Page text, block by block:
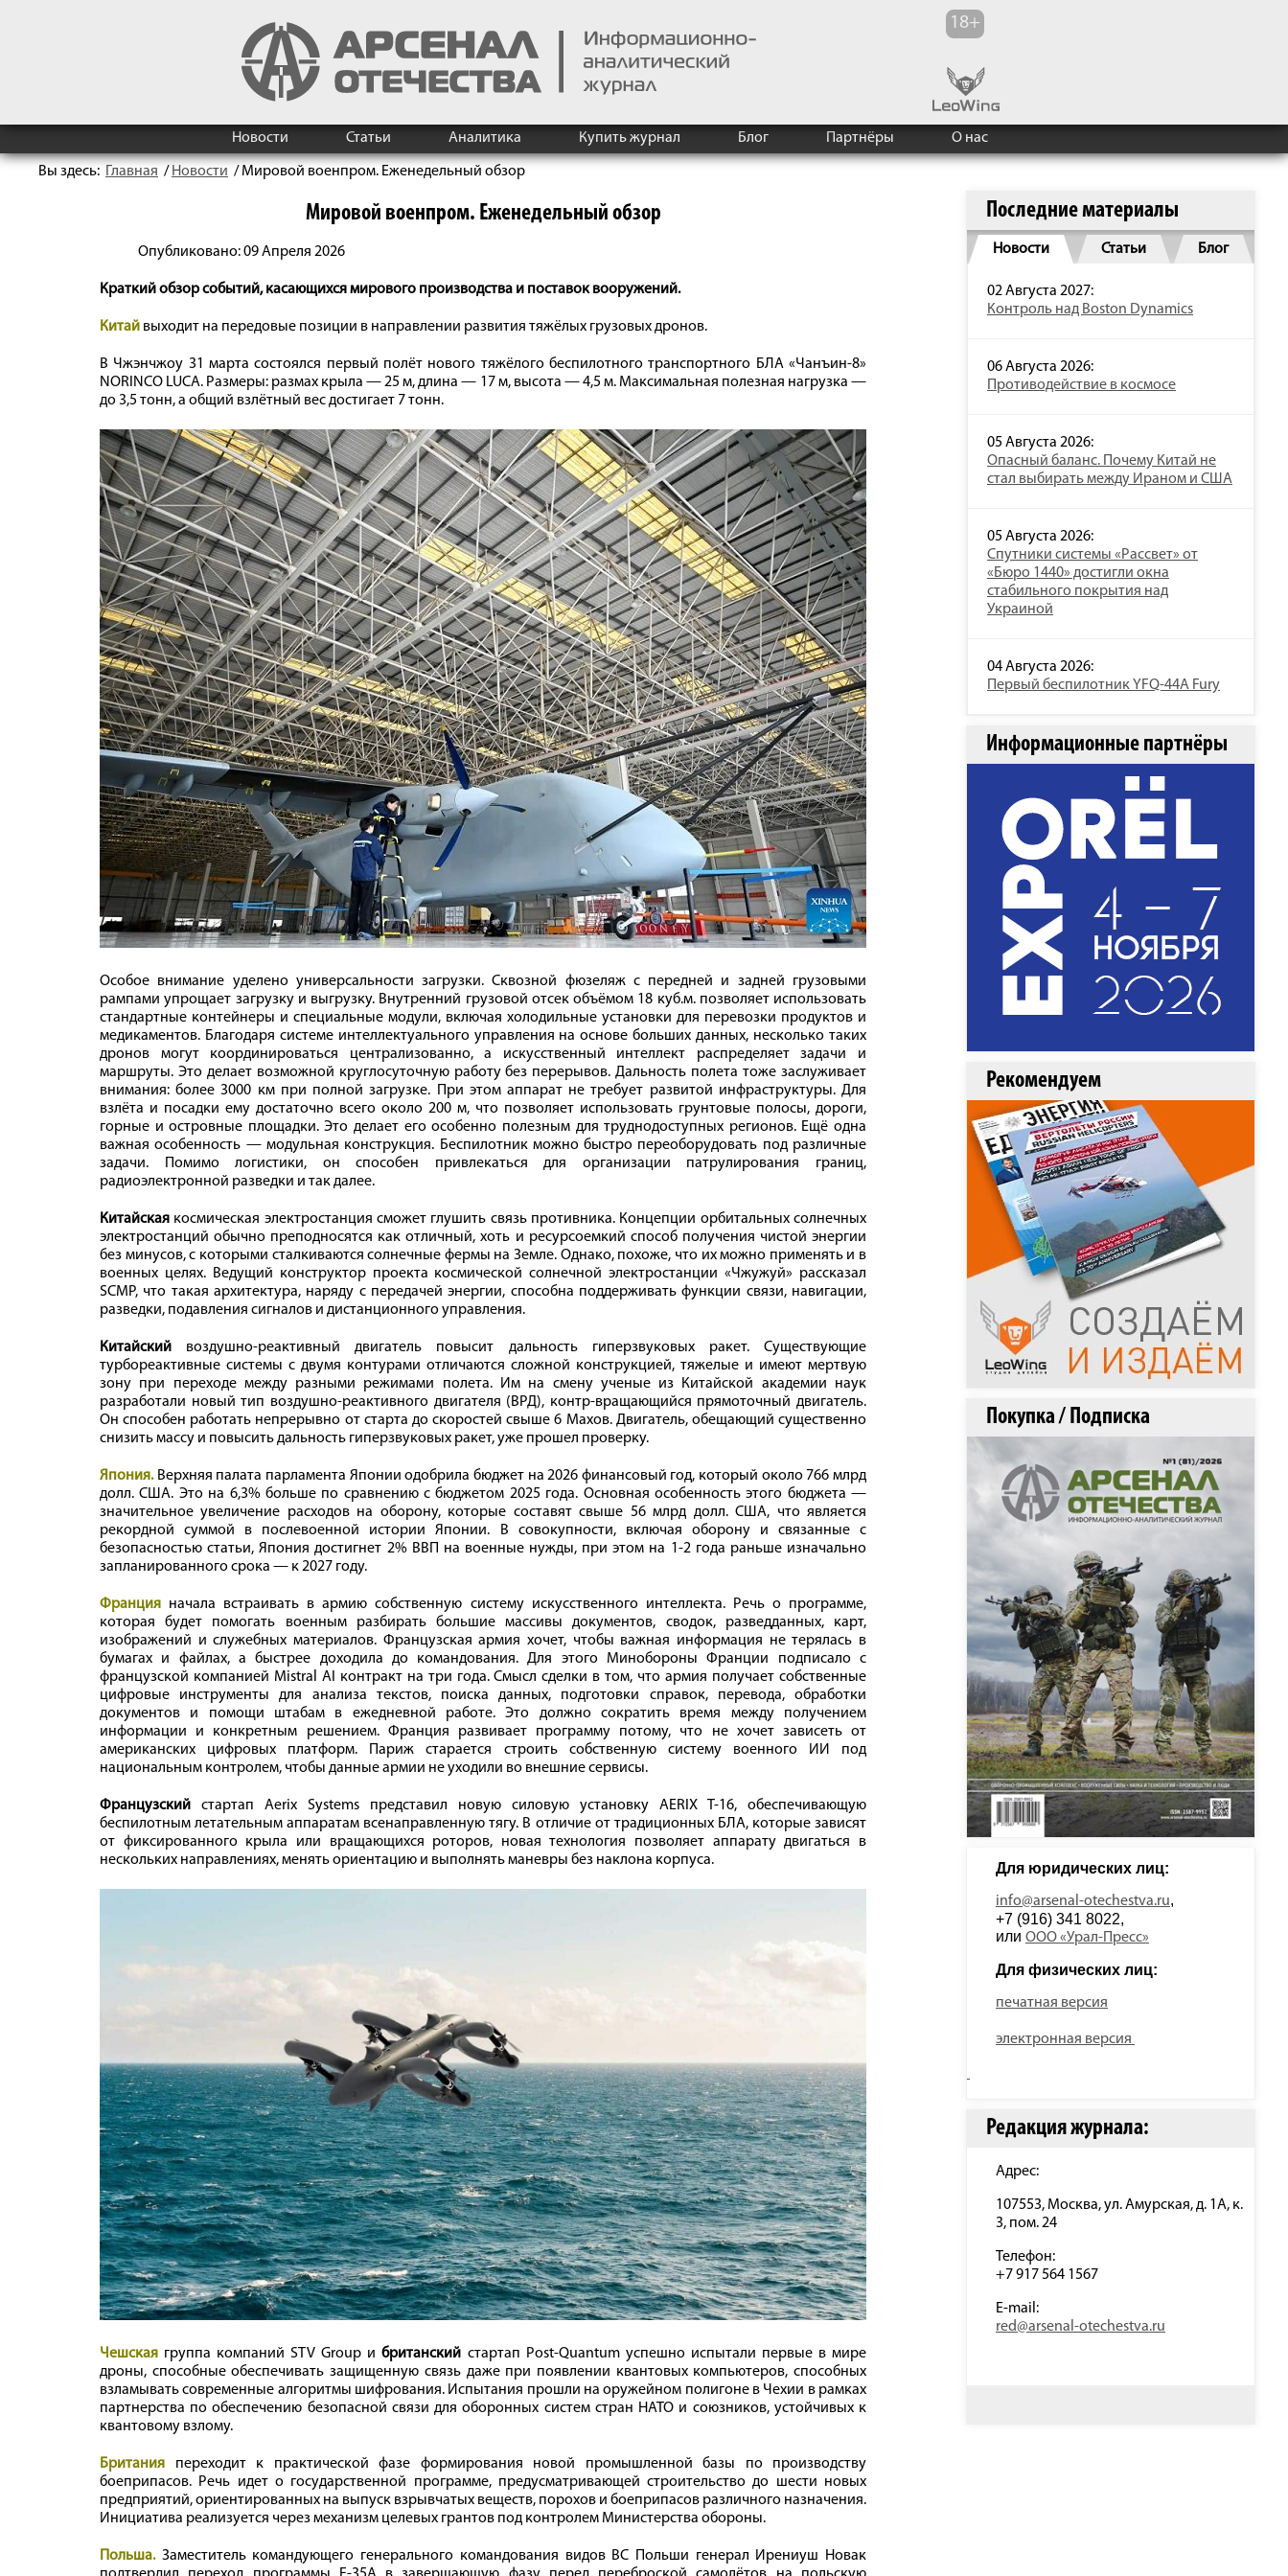
Новости Статьи Аналитика Купить журнал Блог Партнёры О нас
Вы здесь: Главная / Новости / Мировой военпром. Еженедельный обзор
Мировой военпром. Еженедельный обзор
Опубликовано: 09 Апреля 2026
Краткий обзор событий, касающихся мирового производства и поставок вооружений.
Китай выходит на передовые позиции в направлении развития тяжёлых грузовых дронов.
В Чжэнчжоу 31 марта состоялся первый полёт нового тяжёлого беспилотного транспортного БЛА «Чанъин-8»
NORINCO LUCA. Размеры: размах крыла — 25 м, длина — 17 м, высота — 4,5 м. Максимальная полезная нагрузка —
до 3,5 тонн, а общий взлётный вес достигает 7 тонн.
Особое внимание уделено универсальности загрузки. Сквозной фюзеляж с передней и задней грузовыми
рампами упрощает загрузку и выгрузку. Внутренний грузовой отсек объёмом 18 куб.м. позволяет использовать
стандартные контейнеры и специальные модули, включая холодильные установки для перевозки продуктов и
медикаментов. Благодаря системе интеллектуального управления на основе больших данных, несколько таких
дронов могут координироваться централизованно, а искусственный интеллект распределяет задачи и
маршруты. Это делает возможной круглосуточную работу без перерывов. Дальность полета тоже заслуживает
внимания: более 3000 км при полной загрузке. При этом аппарат не требует развитой инфраструктуры. Для
взлёта и посадки ему достаточно всего около 200 м, что позволяет использовать грунтовые полосы, дороги,
горные и островные площадки. Это делает его особенно полезным для труднодоступных регионов. Ещё одна
важная особенность — модульная конструкция. Беспилотник можно быстро переоборудовать под различные
задачи. Помимо логистики, он способен привлекаться для организации патрулирования границ,
радиоэлектронной разведки и так далее.
Китайская космическая электростанция сможет глушить связь противника. Концепции орбитальных солнечных
электростанций обычно преподносятся как отличный, хоть и ресурсоемкий способ получения чистой энергии
без минусов, с которыми сталкиваются солнечные фермы на Земле. Однако, похоже, что их можно применять и в
военных целях. Ведущий конструктор проекта космической солнечной электростанции «Чжужуй» рассказал
SCMP, что такая архитектура, наряду с передачей энергии, способна поддерживать функции связи, навигации,
разведки, подавления сигналов и дистанционного управления.
Китайский воздушно-реактивный двигатель повысит дальность гиперзвуковых ракет. Существующие
турбореактивные системы с двумя контурами отличаются сложной конструкцией, тяжелые и имеют мертвую
зону при переходе между разными режимами полета. Им на смену ученые из Китайской академии наук
разработали новый тип воздушно-реактивного двигателя (ВРД), контр-вращающийся прямоточный двигатель.
Он способен работать непрерывно от старта до скоростей свыше 6 Махов. Двигатель, обещающий существенно
снизить массу и повысить дальность гиперзвуковых ракет, уже прошел проверку.
Япония.Верхняя палата парламента Японииодобрила бюджет на 2026 финансовый год, который около 766 млрд
долл. США. Это на 6,3% больше по сравнению с бюджетом 2025 года. Основная особенность этого бюджета —
значительное увеличение расходов на оборону, которые составят свыше 56 млрд долл. США, что является
рекордной суммой в послевоенной истории Японии. В совокупности, включая оборону и связанные с
безопасностью статьи, Япония достигнет 2% ВВП на военные нужды, при этом на 1-2 года раньше изначально
запланированного срока — к 2027 году.
Франция начала встраивать в армию собственную систему искусственного интеллекта. Речь о программе,
которая будет помогать военным разбирать большие массивы документов, сводок, разведданных, карт,
изображений и служебных материалов. Французская армия хочет, чтобы важная информация не терялась в
бумагах и файлах, а быстрее доходила до командования. Для этого Минобороны Франции подписало с
французской компанией Mistral AI контракт на три года. Смысл сделки в том, что армия получает собственные
цифровые инструменты для анализа текстов, поиска данных, подготовки справок, перевода, обработки
документов и помощи штабам в ежедневной работе. Это должно сократить время между получением
информации и конкретным решением. Франция развивает программу потому, что не хочет зависеть от
американских цифровых платформ. Париж старается строить собственную систему военного ИИ под
национальным контролем, чтобы данные армии не уходили во внешние сервисы.
Французский стартап Aerix Systems представил новую силовую установку AERIX T-16, обеспечивающую
беспилотным летательным аппаратам всенаправленную тягу. В отличие от традиционных БЛА, которые зависят
от фиксированного крыла или вращающихся роторов, новая технология позволяет аппарату двигаться в
нескольких направлениях, менять ориентацию и выполнять маневры без наклона корпуса.
Чешская группа компаний STV Group ибританский стартап Post-Quantum успешно испытали первые в мире
дроны, способные обеспечивать защищенную связь даже при появлении квантовых компьютеров, способных
взламывать современные алгоритмы шифрования. Испытания прошли на оружейном полигоне в Чехии в рамках
партнерства по обеспечению безопасной связи для оборонных систем стран НАТО и союзников, устойчивых к
квантовому взлому.
Британия переходит к практической фазе формирования новой промышленной базы по производству
боеприпасов. Речь идет о государственной программе, предусматривающей строительство до шести новых
предприятий, ориентированных на выпуск взрывчатых веществ, порохов и боеприпасов различного назначения.
Инициатива реализуется через механизм целевых грантов под контролем Министерства обороны.
Польша.Заместитель командующего генерального командования видов ВС Польши генерал Ирениуш Новак
Последние материалы
Новости Статьи Блог
02 Августа 2027:
Контроль над Boston Dynamics
06 Августа 2026:
Противодействие в космосе
05 Августа 2026:
Опасный баланс. Почему Китай не
стал выбирать между Ираном и США
05 Августа 2026:
Спутники системы «Рассвет» от
«Бюро 1440» достигли окна
стабильного покрытия над
Украиной
04 Августа 2026:
Первый беспилотник YFQ-44A Fury
Информационные партнёры
Рекомендуем
Покупка / Подписка
Для юридических лиц:
info@arsenal-otechestva.ru,
+7 (916) 341 8022,
или ООО «Урал-Пресс»
Для физических лиц:
печатная версия
электронная версия
Редакция журнала:
Адрес:
107553, Москва, ул. Амурская, д. 1А, к.
3, пом. 24
Телефон:
+7 917 564 1567
E-mail:
red@arsenal-otechestva.ru